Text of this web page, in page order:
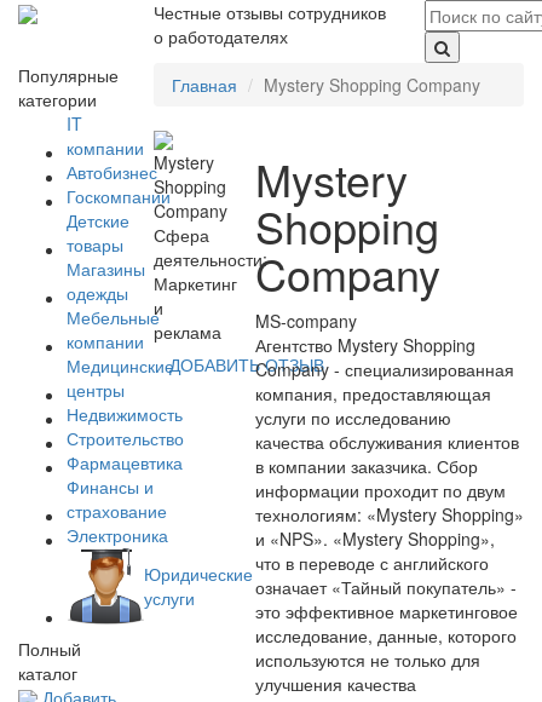
Честные отзывы сотрудников
о работодателях
Популярные
категории
IT
компании
Автобизнес
Госкомпании
Детские
товары
Магазины
одежды
Мебельные
компании
Медицинские
центры
Недвижимость
Строительство
Фармацевтика
Финансы и
страхование
Электроника
Юридические
услуги
Полный
каталог
Добавить
Главная Mystery Shopping Company
Сфера
деятельности:
Маркетинг
и
реклама
ДОБАВИТЬ ОТЗЫВ
Mystery
Shopping
Company
MS-company
Агентство Mystery Shopping
Company - специализированная
компания, предоставляющая
услуги по исследованию
качества обслуживания клиентов
в компании заказчика. Сбор
информации проходит по двум
технологиям: «Mystery Shopping»
и «NPS». «Mystery Shopping»,
что в переводе с английского
означает «Тайный покупатель» -
это эффективное маркетинговое
исследование, данные, которого
используются не только для
улучшения качества